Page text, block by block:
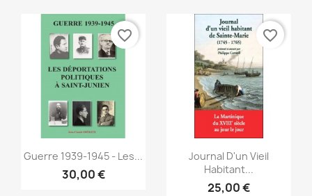
Vorschau
Guerre 1939-1945 - Les...
30,00 €
favorite_border
Vorschau
Journal D'un Vieil
Habitant...
25,00 €
favorite_border